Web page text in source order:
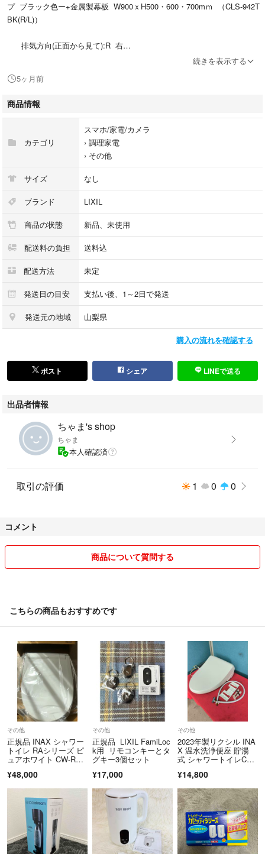
プ ブラック色ー+金属製幕板 W900ｘH500・600・700mｍ （CLS-942T
BK(R/L)）
排気方向(正面から見て):R 右
本体＋幕板＝高さ【ブラック色】:60cm RFP-9-565HTBK
横幕板(レンジフード横に吊り戸付かない場合):60cm
続きを表示する
5ヶ月前
商品情報
カテゴリ
スマホ/家電/カメラ
› 調理家電
› その他
サイズ なし
ブランド LIXIL
商品の状態 新品、未使用
配送料の負担 送料込
配送方法 未定
発送日の目安 支払い後、1～2日で発送
発送元の地域 山梨県
購入の流れを確認する
ポスト シェア LINEで送る
出品者情報
ちゃま's shop
ちゃま
本人確認済
取引の評価 1 0 0
コメント
商品について質問する
こちらの商品もおすすめです
その他
正規品 INAX シャワー
トイレ RAシリーズ ピ
ュアホワイト CW-RAA
¥48,000
その他
正規品 LIXIL FamiLoc
k用 リモコンキーとタ
グキー3個セット
¥17,000
その他
2023年製リクシル INA
X 温水洗浄便座 貯湯
式 シャワートイレCW-
¥14,800